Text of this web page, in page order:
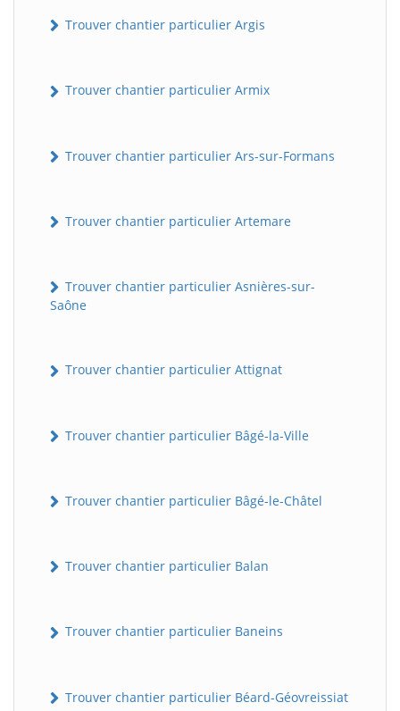
Trouver chantier particulier Argis
Trouver chantier particulier Armix
Trouver chantier particulier Ars-sur-Formans
Trouver chantier particulier Artemare
Trouver chantier particulier Asnières-sur-
Saône
Trouver chantier particulier Attignat
Trouver chantier particulier Bâgé-la-Ville
Trouver chantier particulier Bâgé-le-Châtel
Trouver chantier particulier Balan
Trouver chantier particulier Baneins
Trouver chantier particulier Béard-Géovreissiat